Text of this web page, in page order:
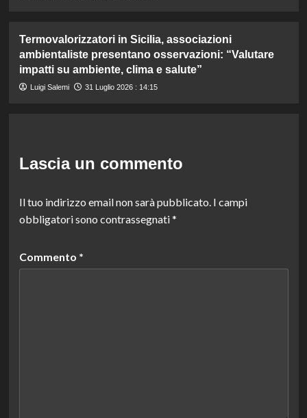
Termovalorizzatori in Sicilia, associazioni
ambientaliste presentano osservazioni: “Valutare
impatti su ambiente, clima e salute”
Luigi Salemi 31 Luglio 2026 : 14:15
Lascia un commento
Il tuo indirizzo email non sarà pubblicato. I campi
obbligatori sono contrassegnati*
Commento *